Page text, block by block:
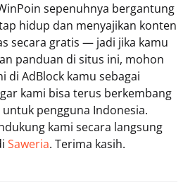
sepenuhnya bergantung
hidup dan menyajikan konten
secara gratis — jadi jika kamu
panduan di situs ini, mohon
di AdBlock kamu sebagai
kami bisa terus berkembang
pengguna Indonesia.
kami secara langsung
Saweria. Terima kasih.